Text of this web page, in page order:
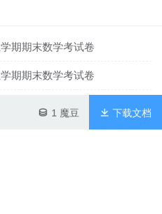
期期末数学考试卷
期期末数学考试卷
1 魔豆 下载文档